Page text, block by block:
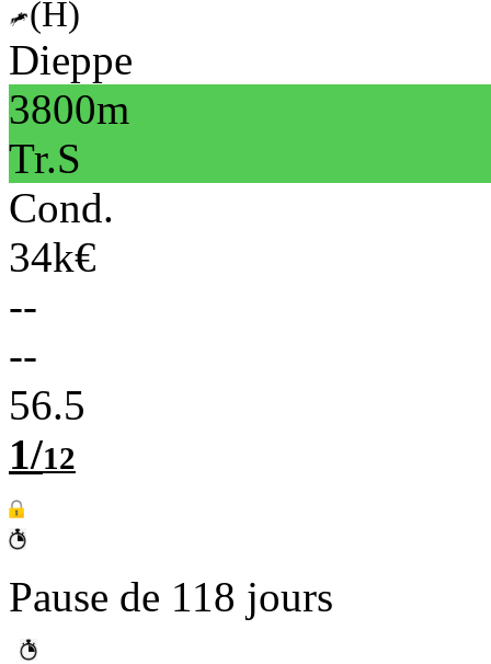
(H)
Dieppe
3800m
Tr.S
Cond.
34k€
--
--
56.5
1/12
Pause de 118 jours